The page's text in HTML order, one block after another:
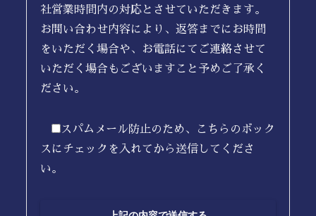
社営業時間内の対応とさせていただきます。
お問い合わせ内容により、返答までにお時間
をいただく場合や、お電話にてご連絡させて
いただく場合もございますこと予めご了承く
ださい。
スパムメール防止のため、こちらのボック
スにチェックを入れてから送信してくださ
い。